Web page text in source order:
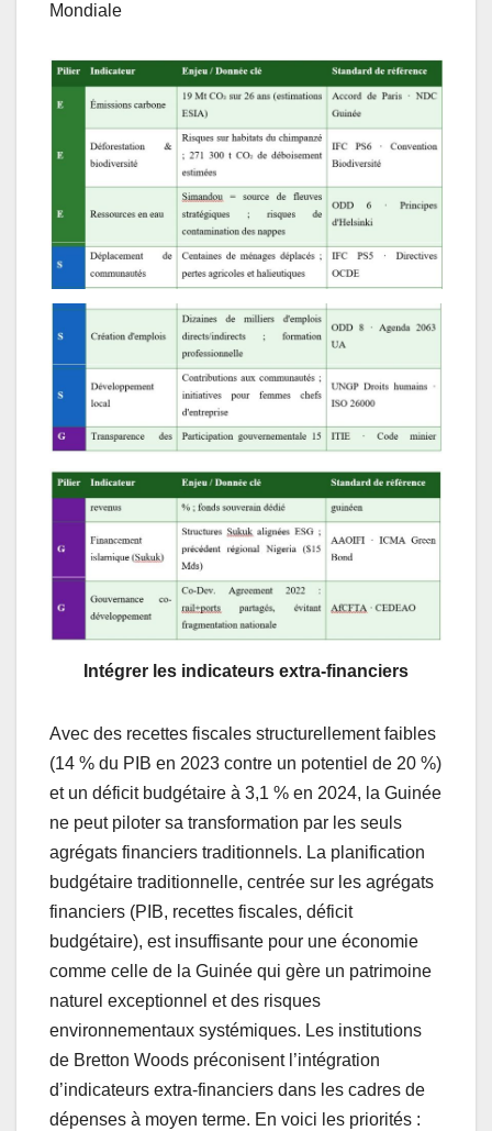
Mondiale
Intégrer les indicateurs extra-financiers
Avec des recettes fiscales structurellement faibles
(14 % du PIB en 2023 contre un potentiel de 20 %)
et un déficit budgétaire à 3,1 % en 2024, la Guinée
ne peut piloter sa transformation par les seuls
agrégats financiers traditionnels. La planification
budgétaire traditionnelle, centrée sur les agrégats
financiers (PIB, recettes fiscales, déficit
budgétaire), est insuffisante pour une économie
comme celle de la Guinée qui gère un patrimoine
naturel exceptionnel et des risques
environnementaux systémiques. Les institutions
de Bretton Woods préconisent l’intégration
d’indicateurs extra-financiers dans les cadres de
dépenses à moyen terme. En voici les priorités :